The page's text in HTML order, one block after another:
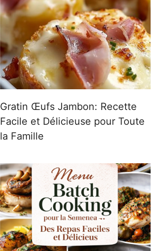
Gratin Œufs Jambon: Recette
Facile et Délicieuse pour Toute
la Famille